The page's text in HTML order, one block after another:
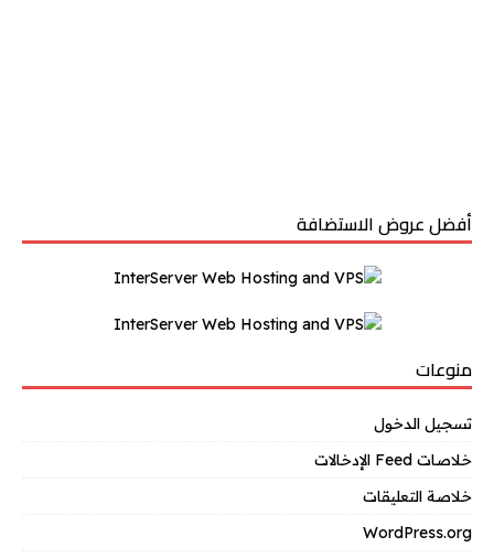
أفضل عروض الاستضافة
منوعات
تسجيل الدخول
خلاصات Feed الإدخالات
خلاصة التعليقات
WordPress.org